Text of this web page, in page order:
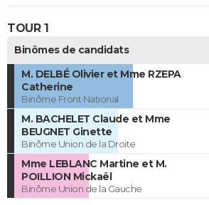
TOUR 1
Binômes de candidats
M. DELBÉ Olivier et Mme RZEPA
Catherine
Binôme Front National
M. BACHELET Claude et Mme
BEUGNET Ginette
Binôme Union de la Droite
Mme LEBLANC Martine et M.
POILLION Mickaël
Binôme Union de la Gauche